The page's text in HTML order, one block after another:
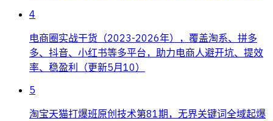
4
电商圈实战干货（2023-2026年），覆盖淘系、拼多
多、抖音、小红书等多平台，助力电商人避开坑、提效
率、稳盈利（更新5月10）
5
淘宝天猫打爆班原创技术第81期，无界关键词全域起爆